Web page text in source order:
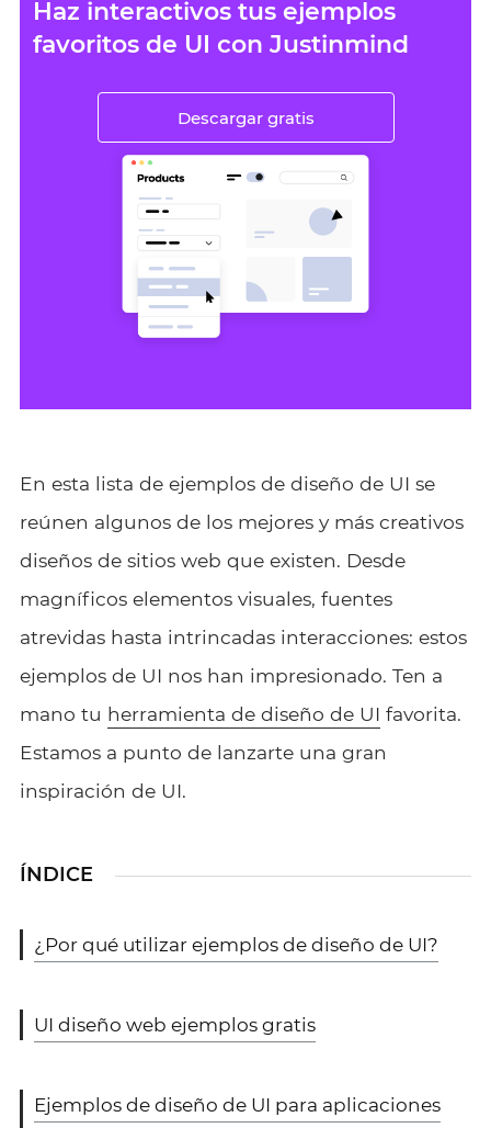
Haz interactivos tus ejemplos
favoritos de UI con Justinmind
Descargar gratis
En esta lista de ejemplos de diseño de UI se
reúnen algunos de los mejores y más creativos
diseños de sitios web que existen. Desde
magníficos elementos visuales, fuentes
atrevidas hasta intrincadas interacciones: estos
ejemplos de UI nos han impresionado. Ten a
mano tu herramienta de diseño de UI favorita.
Estamos a punto de lanzarte una gran
inspiración de UI.
ÍNDICE
¿Por qué utilizar ejemplos de diseño de UI?
UI diseño web ejemplos gratis
Ejemplos de diseño de UI para aplicaciones